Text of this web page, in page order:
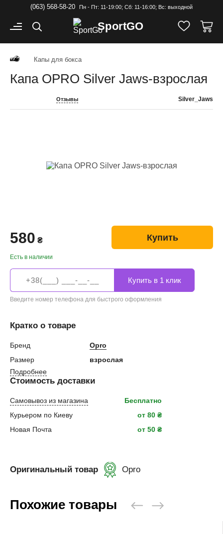
(063) 568-58-20 Пн - Пт: 11-19:00; Cб: 11-16:00; Вс: выходной
SportGO
Капы для бокса
Капа OPRO Silver Jaws-взрослая
Отзывы Silver_Jaws
580 ₴
Есть в наличии
Купить
Введите номер телефона для быстрого оформления
Кратко о товаре
Бренд
Opro
Размер
взрослая
Подробнее
Стоимость доставки
Самовывоз из магазина
Бесплатно
Курьером по Киеву
от 80 ₴
Новая Почта
от 50 ₴
Оригинальный товар Opro
Похожие товары